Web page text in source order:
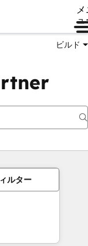
ュ
ビルド
ルター